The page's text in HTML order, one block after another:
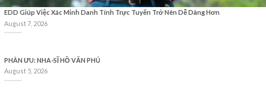
EDD Giúp Việc Xác Minh Danh Tính Trực Tuyến Trở Nên Dễ Dàng Hơn
August 7, 2026
PHÂN ƯU: NHA-SĨ HỒ VĂN PHÚ
August 5, 2026